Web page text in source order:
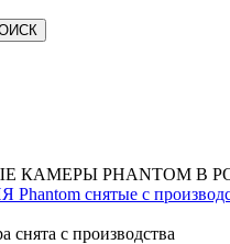
КАМЕРЫ PHANTOM В
Phantom снятые с
снята с производства